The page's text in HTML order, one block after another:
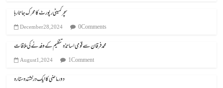
سچر کمیٹی رپورٹ کا محرک جاتا رہا
December 28, 2024 0 Comments
محمد فرقان سے قومی اساتذہ تنظیم کے وفد نے کی ملاقات
August 1, 2024 1 Comment
دور ماضی کا ایک درخشندہ ستارہ